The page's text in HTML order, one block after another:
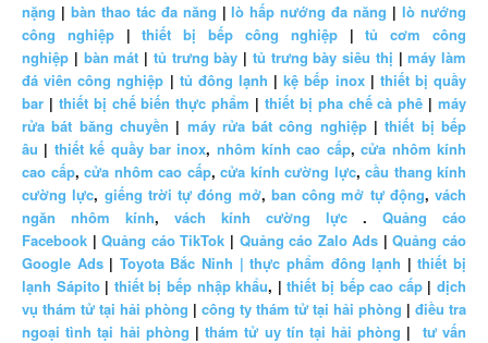
nặng | bàn thao tác đa năng |lò hấp nướng đa năng |lò nướng
công nghiệp|thiết bị bếp công nghiệp|tủ cơm công
nghiệp | bàn mát | tủ trưng bày | tủ trưng bày siêu thị |máy làm
đá viên công nghiệp | tủ đông lạnh |kệ bếp inox| thiết bị quầy
bar | thiết bị chế biến thực phẩm | thiết bị pha chế cà phê | máy
rửa bát băng chuyền | máy rửa bát công nghiệp|thiết bị bếp
âu | thiết kế quầy bar inox, nhôm kính cao cấp,cửa nhôm kính
cao cấp, cửa nhôm cao cấp, cửa kính cường lực, cầu thang kính
cường lực, giếng trời tự đóng mở, ban công mở tự động, vách
ngăn nhôm kính, vách kính cường lực . Quảng cáo
Facebook |Quảng cáo TikTok | Quảng cáo Zalo Ads |Quảng cáo
Google Ads| Toyota Bắc Ninh | thực phẩm đông lạnh |thiết bị
lạnh Sápito | thiết bị bếp nhập khẩu, |thiết bị bếp cao cấp|dịch
vụ thám tử tại hải phòng | công ty thám tử tại hải phòng | điều tra
ngoại tình tại hải phòng |thám tử uy tín tại hải phòng | tư vấn